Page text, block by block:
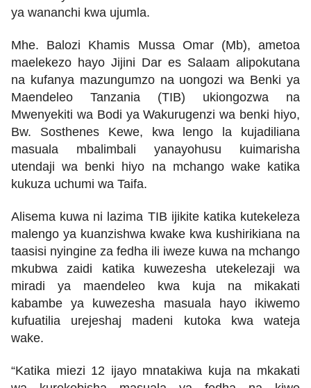
ya wananchi kwa ujumla.
Mhe. Balozi Khamis Mussa Omar (Mb), ametoa
maelekezo hayo Jijini Dar es Salaam alipokutana
na kufanya mazungumzo na uongozi wa Benki ya
Maendeleo Tanzania (TIB) ukiongozwa na
Mwenyekiti wa Bodi ya Wakurugenzi wa benki hiyo,
Bw. Sosthenes Kewe, kwa lengo la kujadiliana
masuala mbalimbali yanayohusu kuimarisha
utendaji wa benki hiyo na mchango wake katika
kukuza uchumi wa Taifa.
Alisema kuwa ni lazima TIB ijikite katika kutekeleza
malengo ya kuanzishwa kwake kwa kushirikiana na
taasisi nyingine za fedha ili iweze kuwa na mchango
mkubwa zaidi katika kuwezesha utekelezaji wa
miradi ya maendeleo kwa kuja na mikakati
kabambe ya kuwezesha masuala hayo ikiwemo
kufuatilia urejeshaj madeni kutoka kwa wateja
wake.
“Katika miezi 12 ijayo mnatakiwa kuja na mkakati